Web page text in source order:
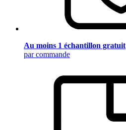
Au moins 1 échantillon gratuit
par commande